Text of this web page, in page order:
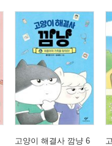
고양이 해결사 깜냥 6